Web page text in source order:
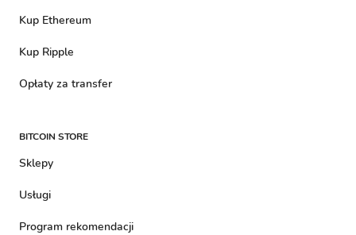
Kup Ethereum
Kup Ripple
Opłaty za transfer
BITCOIN STORE
Sklepy
Usługi
Program rekomendacji